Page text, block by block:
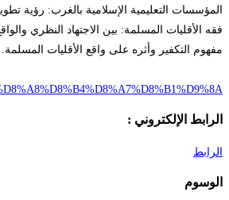
https://ar.wikipedia.org/wiki/